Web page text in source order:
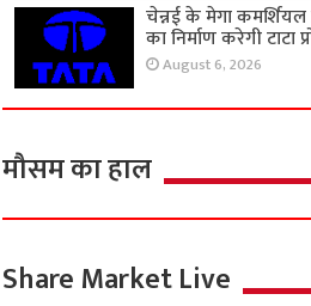
चेन्नई के मेगा कमर्शियल
का निर्माण करेगी टाटा
August 6, 2026
मौसम का हाल
Share Market Live